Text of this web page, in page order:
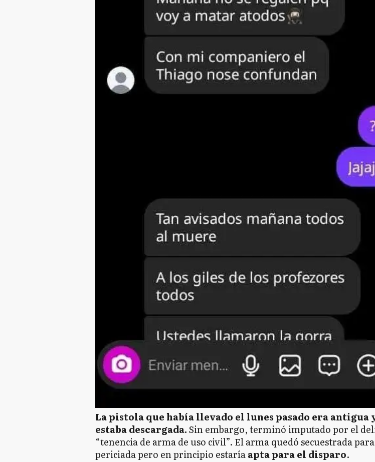
La pistola que había llevado el lunes pasado era antigua
estaba descargada.Sin embargo, terminó imputado por el
“tenencia de arma de uso civil”. El arma quedó secuestrada
periciada pero en principio estaríaapta para el disparo.